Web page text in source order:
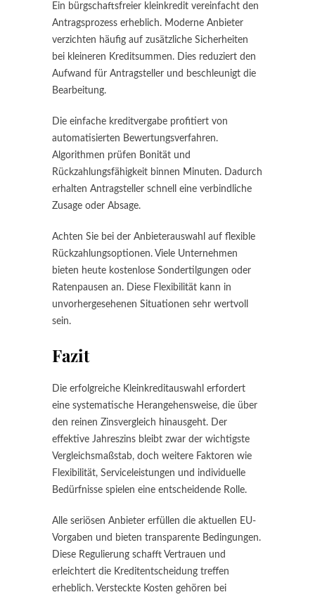
Ein bürgschaftsfreier kleinkredit vereinfacht den
Antragsprozess erheblich. Moderne Anbieter
verzichten häufig auf zusätzliche Sicherheiten
bei kleineren Kreditsummen. Dies reduziert den
Aufwand für Antragsteller und beschleunigt die
Bearbeitung.
Die einfache kreditvergabe profitiert von
automatisierten Bewertungsverfahren.
Algorithmen prüfen Bonität und
Rückzahlungsfähigkeit binnen Minuten. Dadurch
erhalten Antragsteller schnell eine verbindliche
Zusage oder Absage.
Achten Sie bei der Anbieterauswahl auf flexible
Rückzahlungsoptionen. Viele Unternehmen
bieten heute kostenlose Sondertilgungen oder
Ratenpausen an. Diese Flexibilität kann in
unvorhergesehenen Situationen sehr wertvoll
sein.
Fazit
Die erfolgreiche Kleinkreditauswahl erfordert
eine systematische Herangehensweise, die über
den reinen Zinsvergleich hinausgeht. Der
effektive Jahreszins bleibt zwar der wichtigste
Vergleichsmaßstab, doch weitere Faktoren wie
Flexibilität, Serviceleistungen und individuelle
Bedürfnisse spielen eine entscheidende Rolle.
Alle seriösen Anbieter erfüllen die aktuellen EU-
Vorgaben und bieten transparente Bedingungen.
Diese Regulierung schafft Vertrauen und
erleichtert die Kreditentscheidung treffen
erheblich. Versteckte Kosten gehören bei